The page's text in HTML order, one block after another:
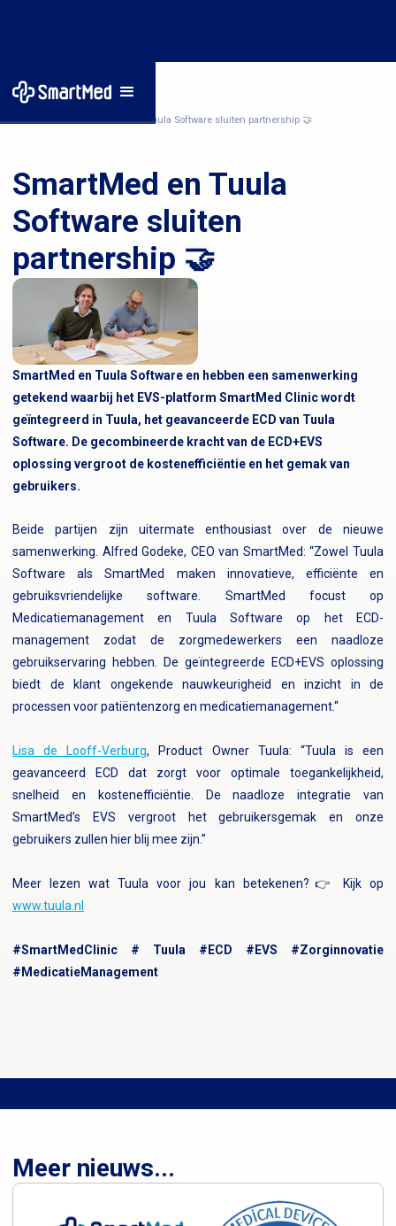
Home/Nieuws/SmartMed en Tuula Software sluiten partnership 🤝
SmartMed en Tuula
Software sluiten
partnership 🤝
SmartMed en Tuula Software en hebben een samenwerking
getekend waarbij het EVS-platform SmartMed Clinic wordt
geïntegreerd in Tuula, het geavanceerde ECD van Tuula
Software. De gecombineerde kracht van de ECD+EVS
oplossing vergroot de kostenefficiëntie en het gemak van
gebruikers.
Beide partijen zijn uitermate enthousiast over de nieuwe
samenwerking. Alfred Godeke, CEO van SmartMed: “Zowel Tuula
Software als SmartMed maken innovatieve, efficiënte en
gebruiksvriendelijke software. SmartMed focust op
Medicatiemanagement en Tuula Software op het ECD-
management zodat de zorgmedewerkers een naadloze
gebruikservaring hebben. De geïntegreerde ECD+EVS oplossing
biedt de klant ongekende nauwkeurigheid en inzicht in de
processen voor patiëntenzorg en medicatiemanagement.“
Lisa de Looff-Verburg, Product Owner Tuula: “Tuula is een
geavanceerd ECD dat zorgt voor optimale toegankelijkheid,
snelheid en kostenefficiëntie. De naadloze integratie van
SmartMed’s EVS vergroot het gebruikersgemak en onze
gebruikers zullen hier blij mee zijn.”
Meer lezen wat Tuula voor jou kan betekenen?👉 Kijk op
www.tuula.nl
#SmartMedClinic # Tuula #ECD #EVS #Zorginnovatie
#MedicatieManagement
Meer nieuws...